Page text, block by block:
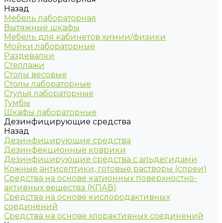
Назад
Мебель лабораторная
Вытяжные шкафы
Мебель для кабинетов химии/физики
Мойки лабораторные
Раздевалки
Стеллажи
Столы весовые
Столы лабораторные
Стулья лабораторные
Тумбы
Шкафы лабораторные
Дезинфицирующие средства
Назад
Дезинфицирующие средства
Дезинфекционные коврики
Дезинфицирующие средства с альдегидами
Кожные антисептики, готовые растворы (спреи)
Средства на основе катионных поверхностно-
активных вещества (КПАВ)
Средства на основе кислородактивных
соединений
Средства на основе хлорактивных соединений